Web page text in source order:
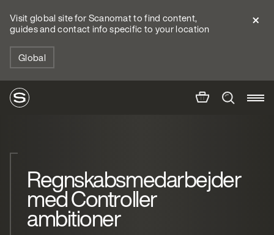
Visit global site for Scanomat to find content,
guides and contact info specific to your location
Global
Regnskabsmedarbejder
med Controller
ambitioner